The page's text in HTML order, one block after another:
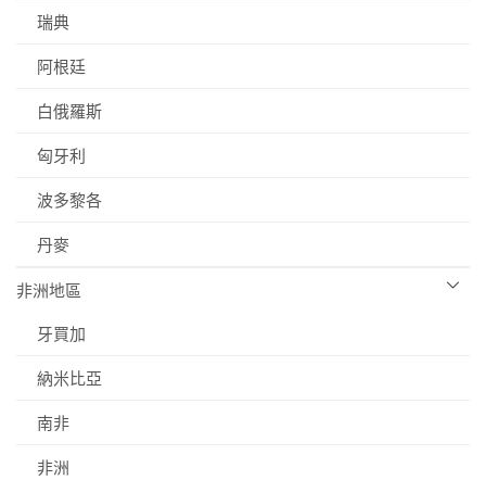
瑞典
阿根廷
白俄羅斯
匈牙利
波多黎各
丹麥
非洲地區
牙買加
納米比亞
南非
非洲